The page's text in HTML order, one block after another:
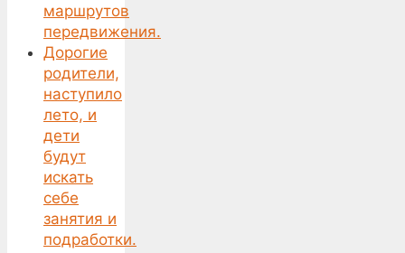
маршрутов
передвижения.
Дорогие
родители,
наступило
лето, и
дети
будут
искать
себе
занятия и
подработки.